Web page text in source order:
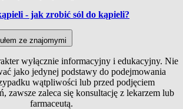
- jak zrobić sól do kąpieli?
ze znajomymi
wyłącznie informacyjny i edukacyjny. Nie
jako jedynej podstawy do podejmowania
wątpliwości lub przed podjęciem
zawsze zaleca się konsultację z lekarzem lub
farmaceutą.